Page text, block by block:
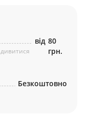
від 80
грн.
Безкоштовно